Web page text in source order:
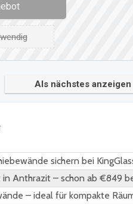
Als nächstes anzeigen
sichern bei
Anthrazit – schon ab €849
– ideal für kompakte